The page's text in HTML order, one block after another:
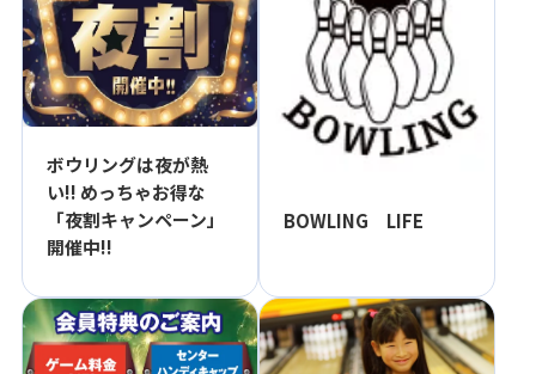
ボウリングは夜が熱
い!! めっちゃお得な
「夜割キャンペーン」
開催中!!
BOWLING LIFE